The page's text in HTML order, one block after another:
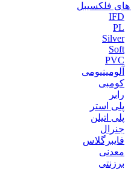
های فلکسیبل
IFD
PL
Silver
Soft
PVC
آلومینیومی
کومبی
رابر
پلی استر
پلی اتیلن
جنرال
فایبرگلاس
معدنی
برزنتی